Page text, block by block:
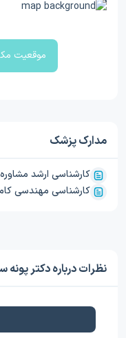
موقعیت
مدارک پزشک
کارشناسی ارشد
کارشناسی مهندسی
نظرات درباره دکتر پونه